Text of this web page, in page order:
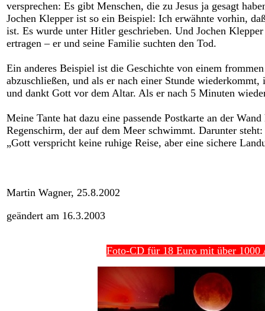
versprechen: Es gibt Menschen, die zu Jesus ja gesagt
Jochen Klepper ist so ein Beispiel: Ich erwähnte vorhin,
ist. Es wurde unter Hitler geschrieben. Und Jochen
ertragen – er und seine Familie suchten den Tod.
Ein anderes Beispiel ist die Geschichte von einem
abzuschließen, und als er nach einer Stunde
und dankt Gott vor dem Altar. Als er nach 5 Minuten
Meine Tante hat dazu eine passende Postkarte an der
Regenschirm, der auf dem Meer schwimmt. Darunter steht:
„Gott verspricht keine ruhige Reise, aber eine sichere
Martin Wagner, 25.8.2002
geändert am 16.3.2003
Foto-CD für 18 Euro mit über